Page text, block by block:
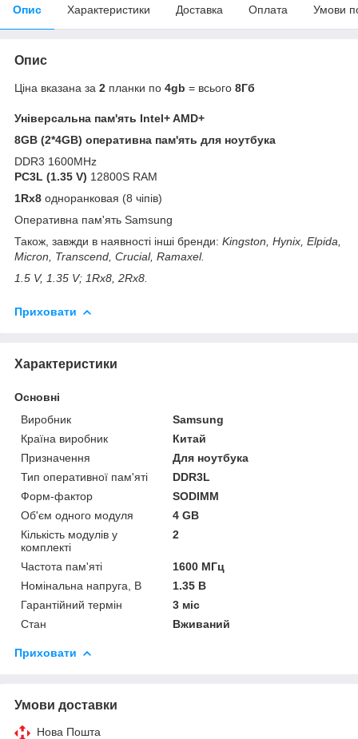
Опис Характеристики Доставка Оплата Умови
Опис
Ціна вказана за 2 планки по 4gb = всього 8Гб
Універсальна пам'ять Intel+ AMD+
8GB (2*4GB) оперативна пам'ять для ноутбука
DDR3 1600MHz
PC3L (1.35 V) 12800S RAM
1Rx8 одноранковая (8 чіпів)
Оперативна пам'ять Samsung
Також, завжди в наявності інші бренди: Kingston, Hynix, Elpida,
Micron, Transcend, Crucial, Ramaxel.
1.5 V, 1.35 V; 1Rx8, 2Rx8.
Приховати
Характеристики
Основні
Виробник
Samsung
Країна виробник
Китай
Призначення
Для ноутбука
Тип оперативної пам'яті
DDR3L
Форм-фактор
SODIMM
Об'єм одного модуля
4 GB
Кількість модулів у
комплекті
2
Частота пам'яті
1600 МГц
Номінальна напруга, В
1.35 В
Гарантійний термін
3 міс
Стан
Вживаний
Приховати
Умови доставки
Нова Пошта